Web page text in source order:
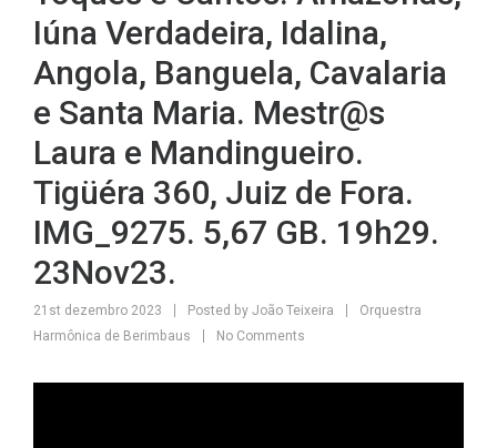
Iúna Verdadeira, Idalina,
Angola, Banguela, Cavalaria
e Santa Maria. Mestr@s
Laura e Mandingueiro.
Tigüéra 360, Juiz de Fora.
IMG_9275. 5,67 GB. 19h29.
23Nov23.
21st dezembro 2023 Posted by João Teixeira
Orquestra
Harmônica de Berimbaus
No Comments